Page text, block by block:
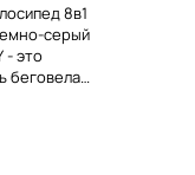
8в1
серый
- это
беговела